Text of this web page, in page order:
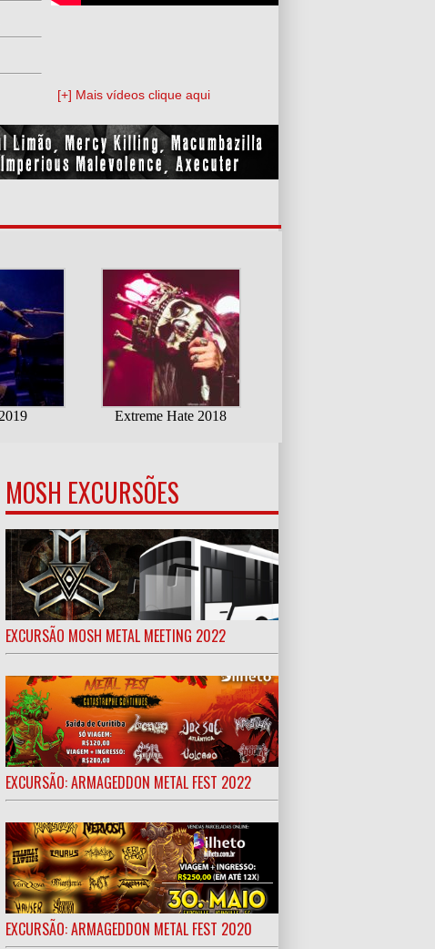
[+] Mais vídeos clique aqui
MOSH EXCURSÕES
EXCURSÃO MOSH METAL MEETING 2022
EXCURSÃO: ARMAGEDDON METAL FEST 2022
EXCURSÃO: ARMAGEDDON METAL FEST 2020